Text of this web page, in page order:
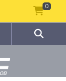
0